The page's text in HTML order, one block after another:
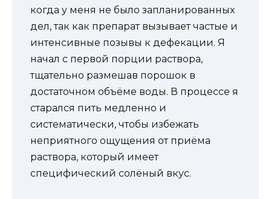
когда у меня не было запланированных
дел, так как препарат вызывает частые и
интенсивные позывы к дефекации. Я
начал с первой порции раствора,
тщательно размешав порошок в
достаточном объёме воды. В процессе я
старался пить медленно и
систематически, чтобы избежать
неприятного ощущения от приёма
раствора, который имеет
специфический солёный вкус.